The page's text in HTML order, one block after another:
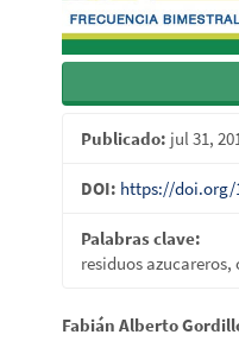
Publicado: jul 31,
DOI: https://doi.org/
Palabras clave:
residuos
Contenido
Fabián Alberto